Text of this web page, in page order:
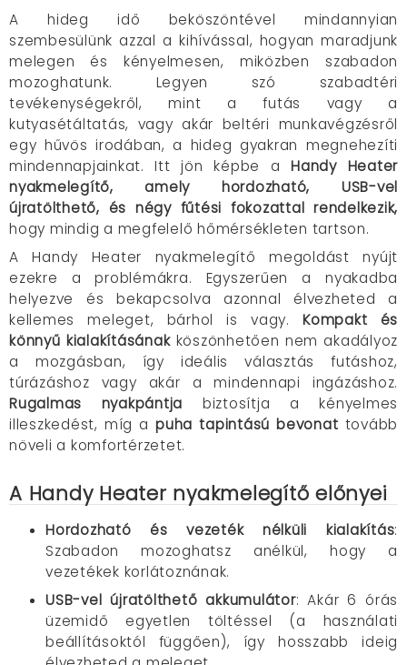
A hideg idő beköszöntével mindannyian
szembesülünk azzal a kihívással, hogyan maradjunk
melegen és kényelmesen, miközben szabadon
mozoghatunk. Legyen szó szabadtéri
tevékenységekről, mint a futás vagy a
kutyasétáltatás, vagy akár beltéri munkavégzésről
egy hűvös irodában, a hideg gyakran megnehezíti
mindennapjainkat. Itt jön képbe aHandy Heater
nyakmelegítő, amely hordozható, USB-vel
újratölthető, és négy fűtési fokozattal rendelkezik,
hogy mindig a megfelelő hőmérsékleten tartson.
A Handy Heater nyakmelegítő megoldást nyújt
ezekre a problémákra. Egyszerűen a nyakadba
helyezve és bekapcsolva azonnal élvezheted a
kellemes meleget, bárhol is vagy. Kompakt és
könnyű kialakításánakköszönhetően nem akadályoz
a mozgásban, így ideális választás futáshoz,
túrázáshoz vagy akár a mindennapi ingázáshoz.
Rugalmas nyakpántja biztosítja a kényelmes
illeszkedést, míg apuha tapintású bevonat tovább
növeli a komfortérzetet.
A Handy Heater nyakmelegítő előnyei
Hordozható és vezeték nélküli kialakítás:
Szabadon mozoghatsz anélkül, hogy a
vezetékek korlátoznának.
USB-vel újratölthető akkumulátor: Akár 6 órás
üzemidő egyetlen töltéssel (a használati
beállításoktól függően), így hosszabb ideig